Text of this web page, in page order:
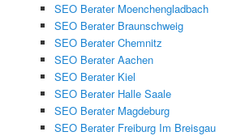
SEO Berater Moenchengladbach
SEO Berater Braunschweig
SEO Berater Chemnitz
SEO Berater Aachen
SEO Berater Kiel
SEO Berater Halle Saale
SEO Berater Magdeburg
SEO Berater Freiburg Im Breisgau